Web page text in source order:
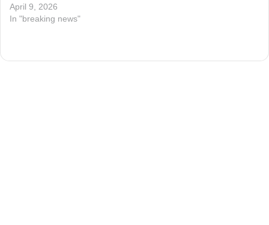
April 9, 2026
In "breaking news"